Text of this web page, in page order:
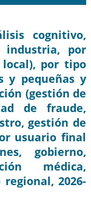
cognitivo,
industria, por
por tipo
y pequeñas y
(gestión de
de fraude,
gestión de
usuario final
gobierno,
médica,
2026-